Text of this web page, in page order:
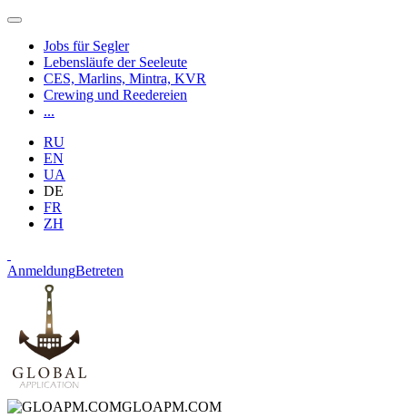
Jobs für Segler
Lebensläufe der Seeleute
CES, Marlins, Mintra, KVR
Crewing und Reedereien
...
RU
EN
UA
DE
FR
ZH
AnmeldungBetreten
GLOAPM.COM